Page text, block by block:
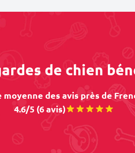
de chien
moyenne des avis près de
4.6/5 (6 avis)